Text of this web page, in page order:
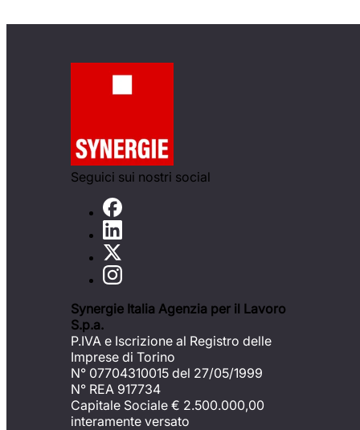
Seguici sui nostri social
Synergie Italia Agenzia per il Lavoro
S.p.a.
P.IVA e Iscrizione al Registro delle
Imprese di Torino
N° 07704310015 del 27/05/1999
N° REA 917734
Capitale Sociale € 2.500.000,00
interamente versato